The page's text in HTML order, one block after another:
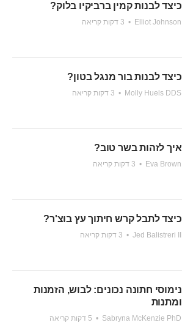
כיצד לבנות קמין ברביקיו בלוק?
Elliot Johnson
•
כיצד לבנות בור מנגל בטון?
Molly Huels DDS
•
איך לזהות בשר טוב?
Eva Brown
•
כיצד לתבל קרש חיתוך עץ בוצ'ר?
Jed Balistreri II
•
נימוסי חתונה נכונים: לבוש, הזמנות
ומתנות
Sabryna McKenzie PhD
•